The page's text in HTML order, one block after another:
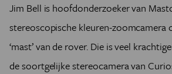
Jim Bell is hoofdonderzoeker van
stereoscopische kleuren-zoomcamera
‘mast’ van de rover. Die is veel
de soortgelijke stereocamera van